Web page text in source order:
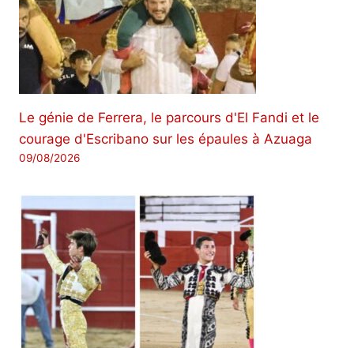
Le génie de Ferrera, le parcours d'El Fandi et le
courage d'Escribano sur les épaules à Azuaga
09/08/2026